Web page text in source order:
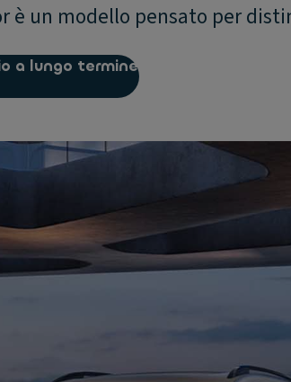
è un modello pensato per
a lungo termine